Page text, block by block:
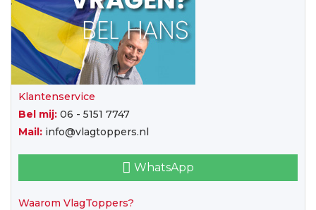
Klantenservice
Bel mij: 06 - 5151 7747
Mail: info@vlagtoppers.nl
WhatsApp
Waarom VlagToppers?